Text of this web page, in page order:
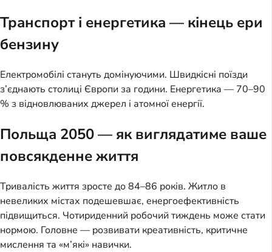
Транспорт і енергетика — кінець ери
бензину
Електромобілі стануть домінуючими. Швидкісні поїзди
з’єднають столиці Європи за години. Енергетика — 70–90
% з відновлюваних джерел і атомної енергії.
Польща 2050 — як виглядатиме ваше
повсякденне життя
Тривалість життя зросте до 84–86 років. Житло в
невеликих містах подешевшає, енергоефективність
підвищиться. Чотириденний робочий тиждень може стати
нормою. Головне — розвивати креативність, критичне
мислення та «м’які» навички.